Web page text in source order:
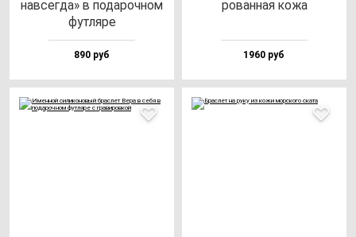
нав­сег­да» в по­да­роч­ном
фут­ля­ре
890 руб
ро­ван­ная ко­жа
1960 руб